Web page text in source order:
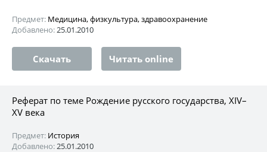
Предмет: Медицина, физкультура, здравоохранение
Добавлено:25.01.2010
Скачать Читать online
Реферат по теме Рождение русского государства, XIV–
XV века
Предмет: История
Добавлено:25.01.2010